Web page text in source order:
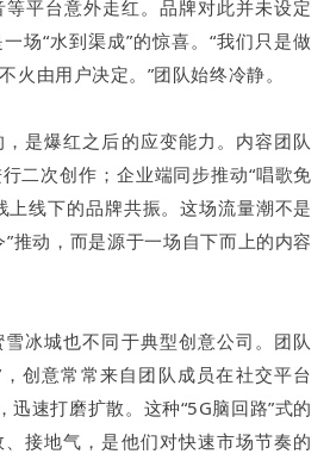
平台意外走红。品牌对此并未设定
场“水到渠成”的惊喜。“我们只是做
火由用户决定。”团队始终冷静。
是爆红之后的应变能力。内容团队
二次创作；企业端同步推动“唱歌免
上线下的品牌共振。这场流量潮不是
推动，而是源于一场自下而上的内容
冰城也不同于典型创意公司。团队
创意常常来自团队成员在社交平台
迅速打磨扩散。这种“5G脑回路”式的
接地气，是他们对快速市场节奏的